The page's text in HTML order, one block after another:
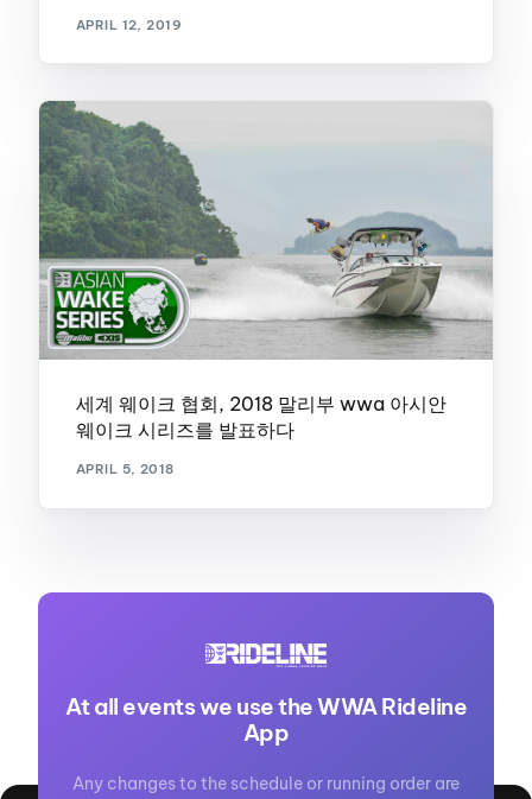
APRIL 12, 2019
세계 웨이크 협회, 2018 말리부 wwa 아시안
웨이크 시리즈를 발표하다
APRIL 5, 2018
At all events we use the WWA Rideline
App
Any changes to the schedule or running order are